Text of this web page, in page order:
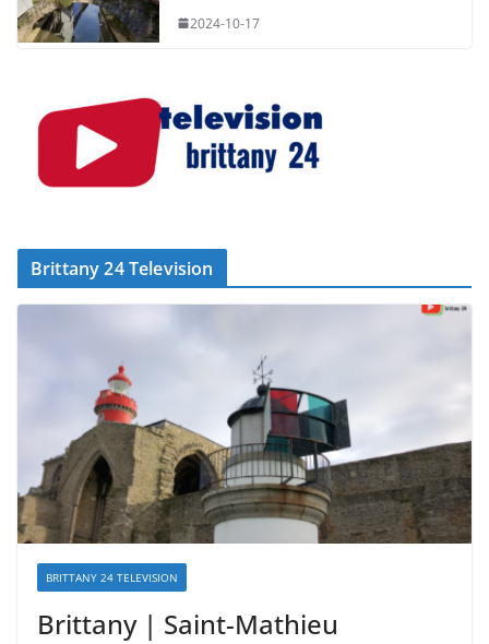
2024-10-17
Brittany 24 Television
BRITTANY 24 TELEVISION
Brittany | Saint-Mathieu